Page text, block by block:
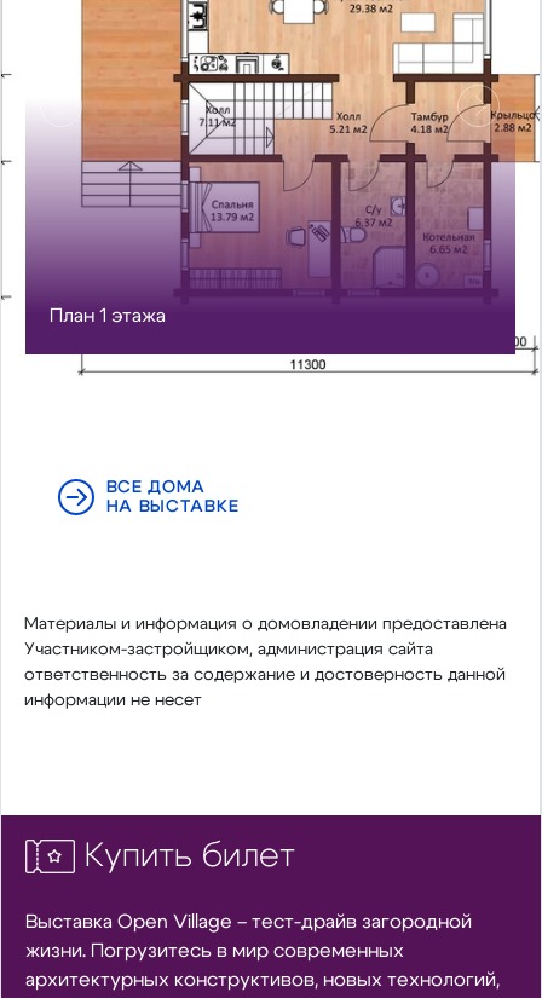
План 1 этажа
Предыдущий
ВСЕ ДОМА
НА ВЫСТАВКЕ
Материалы и информация о домовладении предоставлена
Участником-застройщиком, администрация сайта
ответственность за содержание и достоверность данной
информации не несет
Купить билет
Выставка Open Village – тест-драйв загородной
жизни. Погрузитесь в мир современных
архитектурных конструктивов, новых технологий,